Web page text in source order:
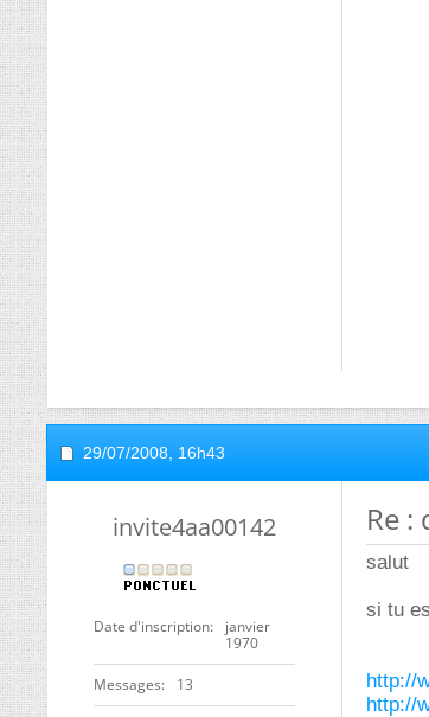
29/07/2008, 16h43
invite4aa00142
Date d'inscription
janvier
1970
Messages 13
Re
salut
si tu
http://
http://